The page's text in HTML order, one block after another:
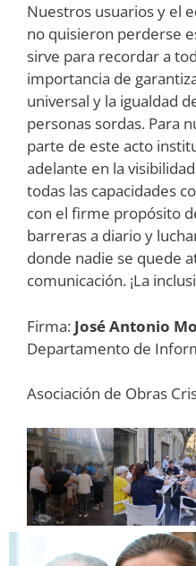
Nuestros usuarios y el
no quisieron perderse
sirve para recordar a
importancia de
universal y la igualdad
personas sordas. Para
parte de este acto
adelante en la
todas las capacidades
con el firme propósito
barreras a diario y
donde nadie se quede
comunicación. ¡La
Firma: José Antonio
Departamento de
Asociación de Obras